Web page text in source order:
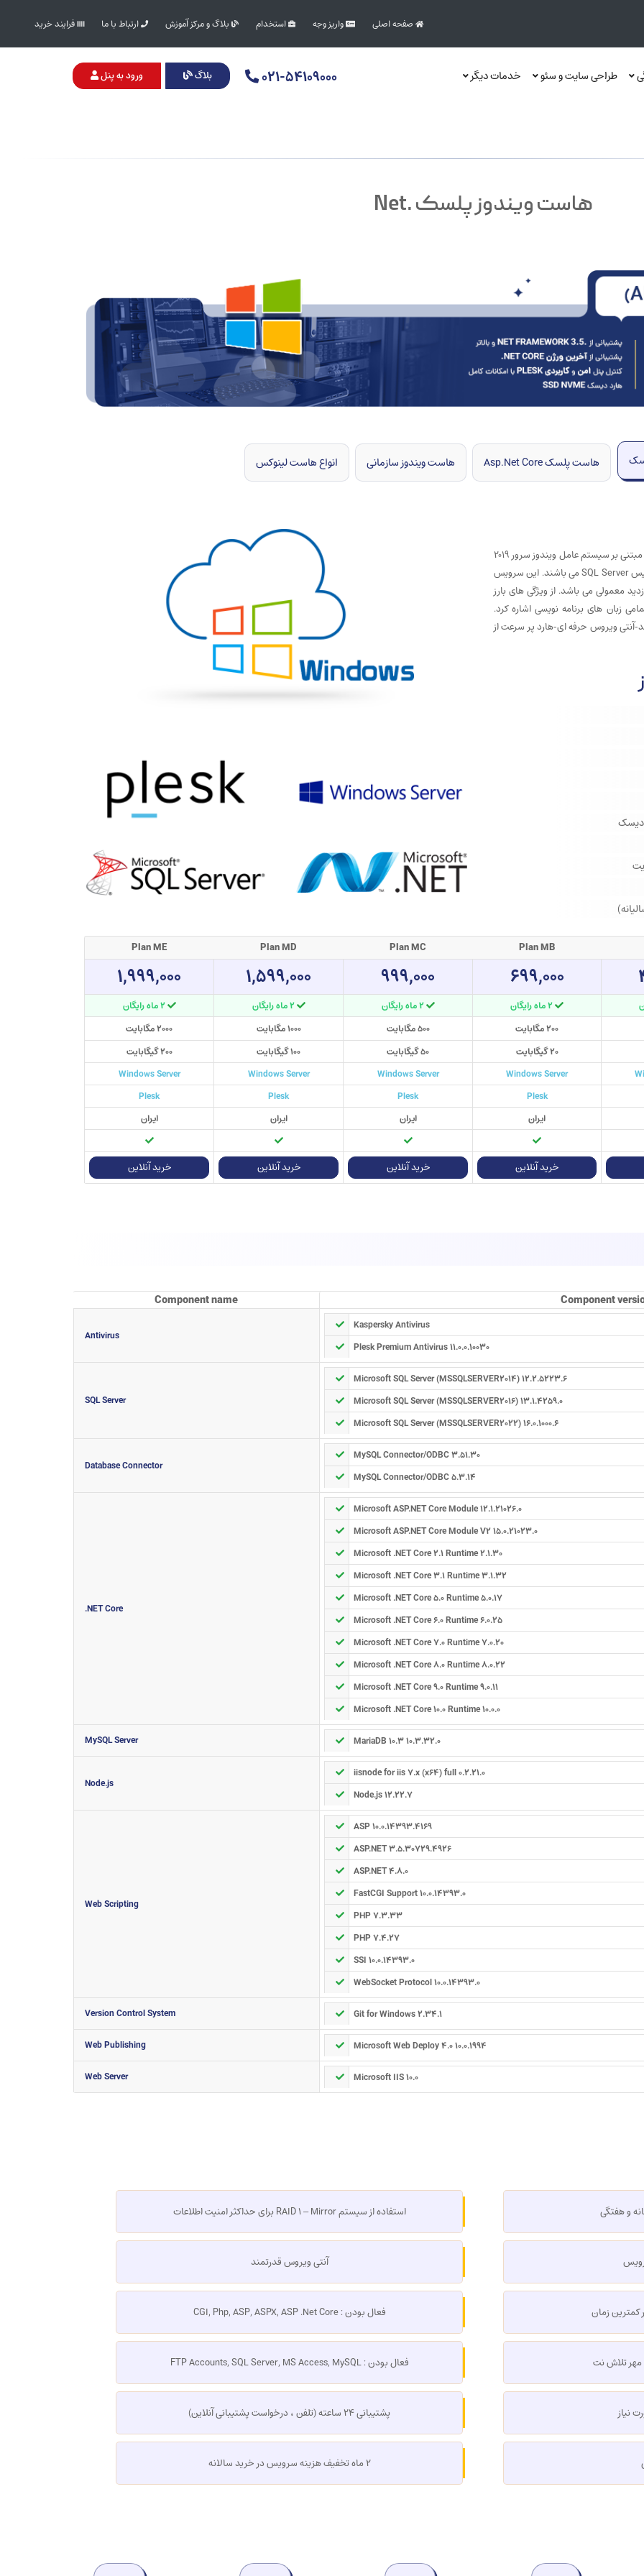
صفحه اصلی واریز وجه استخدام بلاگ و مرکز آموزش ارتباط با ما فرایند خرید
۰۲۱-۵۴۱۰۹۰۰۰ بلاگ ورود به پنل طراحی سایت و سئو خدمات دیگر
هاست ویندوز پلسک .Net
هاست پلسک Asp.Net Core هاست ویندوز سازمانی انواع هاست لینوکس
هاست ویندوز تلاش نت با استفاده از کنترل پنل قدرتمند plesk و مبتنی بر سیستم عامل ویندوز سرور 2019
مناسب برای انواع سایت های نوشته شده بر پایه ASP.Net و دیتابیس SQL Server می باشند. این سرویس
معمولی می باشد. از ویژگی های بارز
زبان های برنامه نویسی اشاره کرد.
آنتی ویروس حرفه ای-هارد پر سرعت از
Plan MB
Plan MC
Plan MD
Plan ME
۶۹۹,۰۰۰ ۹۹۹,۰۰۰ ۱,۵۹۹,۰۰۰ ۱,۹۹۹,۰۰۰
۲ ماه رایگان ۲ ماه رایگان
۲ ماه رایگان
۲۰۰ مگابایت
۵۰۰ مگابایت ۱۰۰۰ مگابایت
۲۰۰۰ مگابایت
۲۰ گیگابایت
۵۰ گیگابایت ۱۰۰ گیگابایت
۲۰۰ گیگابایت
Windows Server
Windows Server
Windows Server
Windows Server
Plesk
Plesk
Plesk
Plesk
ایران
ایران ایران ایران
خرید آنلاین خرید آنلاین خرید آنلاین خرید آنلاین
Component name Component
Antivirus
Kaspersky Antivirus
Plesk Premium Antivirus 11.0.0.10030
SQL Server
Microsoft SQL Server (MSSQLSERVER2014) 12.2.5223.6
Microsoft SQL Server (MSSQLSERVER2016) 13.1.4259.0
Microsoft SQL Server (MSSQLSERVER2022) 16.0.1000.6
Database Connector
MySQL Connector/ODBC 3.51.30
MySQL Connector/ODBC 5.3.14
.NET Core
Microsoft ASP.NET Core Module 12.1.21026.0
Microsoft ASP.NET Core Module V2 15.0.21023.0
Microsoft .NET Core 2.1 Runtime 2.1.30
Microsoft .NET Core 3.1 Runtime 3.1.32
Microsoft .NET Core 5.0 Runtime 5.0.17
Microsoft .NET Core 6.0 Runtime 6.0.25
Microsoft .NET Core 7.0 Runtime 7.0.20
Microsoft .NET Core 8.0 Runtime 8.0.22
Microsoft .NET Core 9.0 Runtime 9.0.11
Microsoft .NET Core 10.0 Runtime 10.0.0
MySQL Server
MariaDB 10.3 10.3.32.0
Node.js
iisnode for iis 7.x (x64) full 0.2.21.0
Node.js 12.22.7
Web Scripting
ASP 10.0.14393.4169
ASP.NET 3.5.30729.4926
ASP.NET 4.8.0
FastCGI Support 10.0.14393.0
PHP 7.3.33
PHP 7.4.27
SSI 10.0.14393.0
WebSocket Protocol 10.0.14393.0
Version Control System
Git for Windows 2.34.1
Web Publishing
Microsoft Web Deploy 4.0 10.0.1994
Web Server
Microsoft IIS 10.0
کمترین زمان
مهر تلاش نت
نیاز
استفاده از سیستم RAID 1 – Mirror برای حداکثر امنیت اطلاعات
آنتی ویروس قدرتمند
فعال بودن : CGI, Php, ASP, ASPX, ASP .Net Core
فعال بودن : FTP Accounts, SQL Server, MS Access, MySQL
پشتیبانی ۲۴ ساعته (تلفن ، درخواست پشتیبانی آنلاین)
۲ ماه تخفیف هزینه سرویس در خرید سالانه